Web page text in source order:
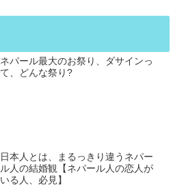
ネパール最大のお祭り、ダサインっ
て、どんな祭り?
日本人とは、まるっきり違うネパー
ル人の結婚観【ネパール人の恋人が
いる人、必見】